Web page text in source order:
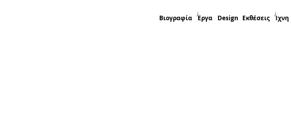
Βιογραφία Έργα Design Εκθέσεις Ίχνη